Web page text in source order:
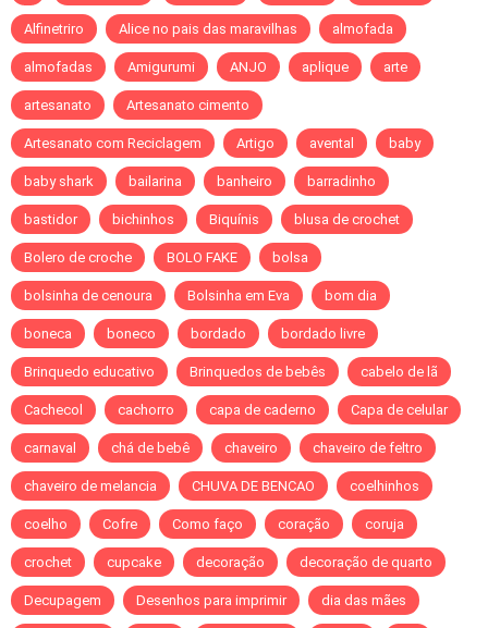
Alfinetriro Alice no pais das maravilhas almofada
almofadas Amigurumi ANJO aplique arte
artesanato Artesanato cimento
Artesanato com Reciclagem Artigo avental baby
baby shark bailarina banheiro barradinho
bastidor bichinhos Biquínis blusa de crochet
Bolero de croche BOLO FAKE bolsa
bolsinha de cenoura Bolsinha em Eva bom dia
boneca boneco bordado bordado livre
Brinquedo educativo Brinquedos de bebês cabelo de lã
Cachecol cachorro capa de caderno Capa de celular
carnaval chá de bebê chaveiro chaveiro de feltro
chaveiro de melancia CHUVA DE BENCAO coelhinhos
coelho Cofre Como faço coração coruja
crochet cupcake decoração decoração de quarto
Decupagem Desenhos para imprimir dia das mães